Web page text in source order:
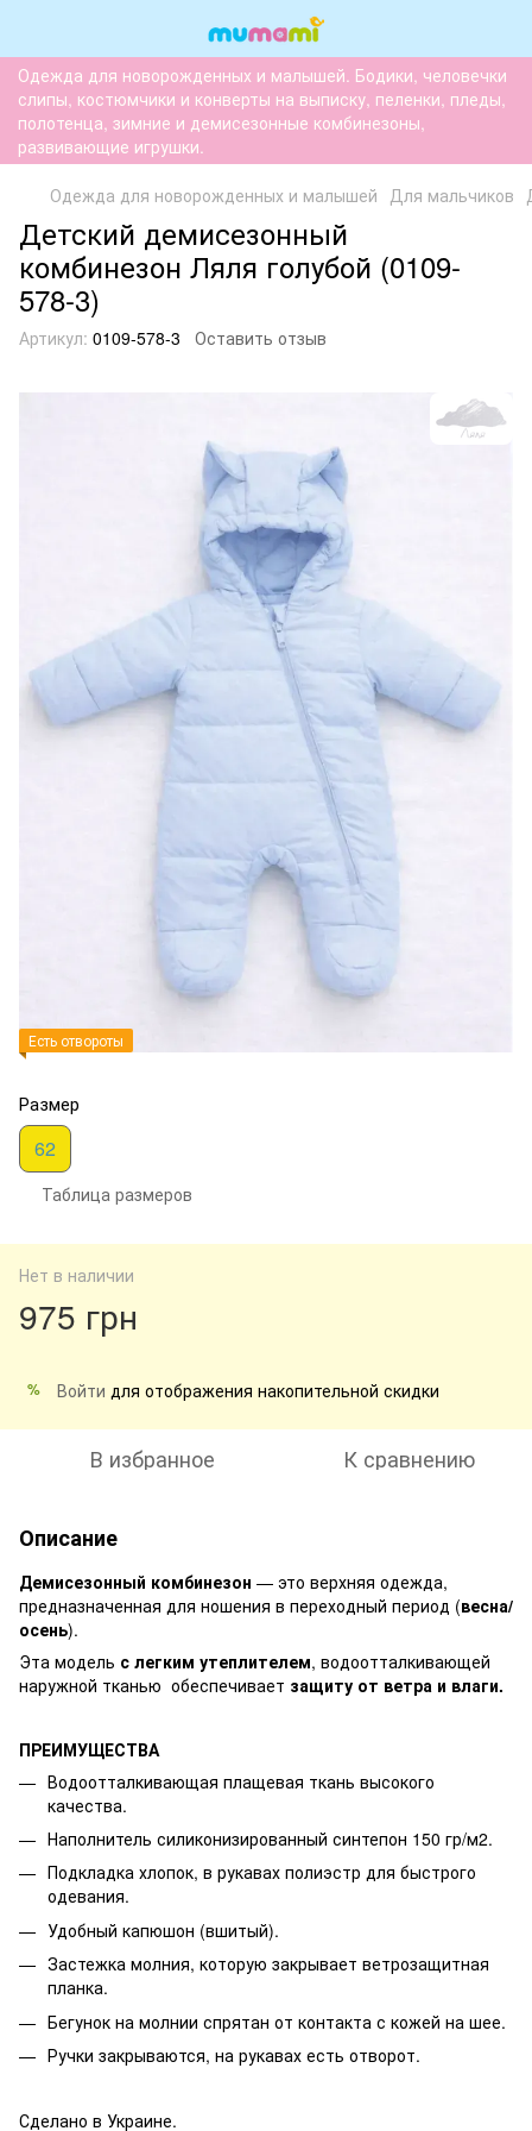
Одежда для новорожденных и малышей. Бодики, человечки
слипы, костюмчики и конверты на выписку, пеленки, пледы,
полотенца, зимние и демисезонные комбинезоны,
развивающие игрушки.
Одежда для новорожденных и малышей Для мальчиков
Детский демисезонный
комбинезон Ляля голубой (0109-
578-3)
Артикул: 0109-578-3 Оставить отзыв
Есть отвороты
Размер
62
Таблица размеров
Нет в наличии
975 грн
% Войти для отображения накопительной скидки
В избранное К сравнению
Описание
Демисезонный комбинезон — это верхняя одежда,
предназначенная для ношения в переходный период (весна/
осень).
Эта модель с легким утеплителем, водоотталкивающей
наружной тканью обеспечивает защиту от ветра и влаги.
ПРЕИМУЩЕСТВА
Водоотталкивающая плащевая ткань высокого
качества.
Наполнитель силиконизированный синтепон 150 гр/м2.
Подкладка хлопок, в рукавах полиэстр для быстрого
одевания.
Удобный капюшон (вшитый).
Застежка молния, которую закрывает ветрозащитная
планка.
Бегунок на молнии спрятан от контакта с кожей на шее.
Ручки закрываются, на рукавах есть отворот.
Сделано в Украине.